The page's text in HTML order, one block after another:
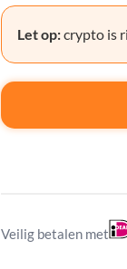
Let op:crypto is
Veilig betalen met